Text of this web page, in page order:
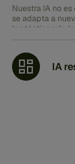
Nuestra IA no
se adapta a
las tácticas de
protección
IA